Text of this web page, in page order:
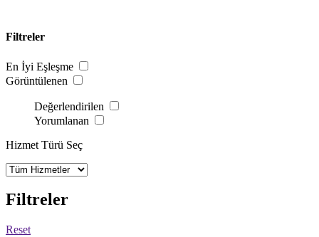
Filtreler
En İyi Eşleşme
Görüntülenen
Değerlendirilen
Yorumlanan
Hizmet Türü Seç
Filtreler
Reset